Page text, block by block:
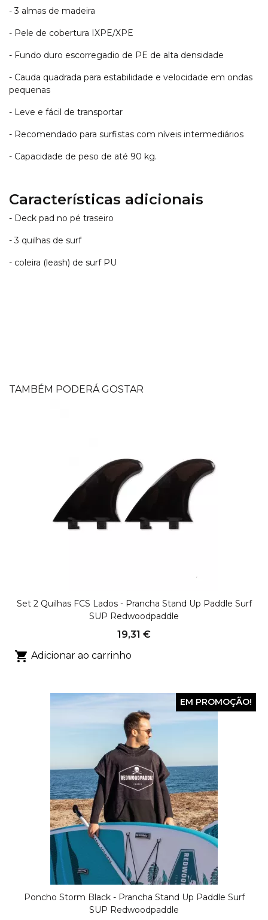
- 3 almas de madeira
- Pele de cobertura IXPE/XPE
- Fundo duro escorregadio de PE de alta densidade
- Cauda quadrada para estabilidade e velocidade em ondas
pequenas
- Leve e fácil de transportar
- Recomendado para surfistas com níveis intermediários
- Capacidade de peso de até 90 kg.
Características adicionais
- Deck pad no pé traseiro
- 3 quilhas de surf
- coleira (leash) de surf PU
TAMBÉM PODERÁ GOSTAR
Set 2 Quilhas FCS Lados - Prancha Stand Up Paddle Surf
SUP Redwoodpaddle
19,31 €
 Adicionar ao carrinho
Poncho Storm Black - Prancha Stand Up Paddle Surf
SUP Redwoodpaddle
EM PROMOÇÃO!